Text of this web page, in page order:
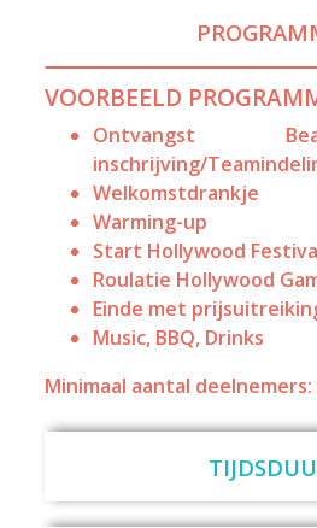
VOORBEELD
Ontvangst
inschrijving/
Welkomstdrankje
Warming-up
Start Hollywood
Roulatie Hollywood
Einde met
Music, BBQ, Drinks
Minimaal aantal